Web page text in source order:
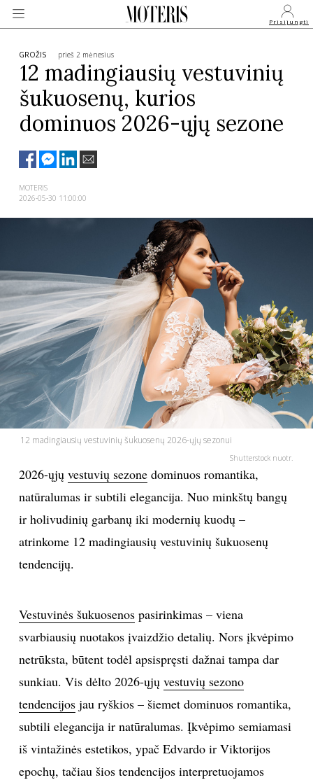
Prisijungti
VEIDAI
GROŽIS
APIE MANE
PSICHOLOGIJA
HOROSKOPAI
ASTROLOGIJA
KULTŪRA
KINAS
MUZIKA
SPORTAS
FOTOGRAFIJA
MENAS
GROŽIS prieš 2 mėnesius
12 madingiausių vestuvinių
šukuosenų, kurios
dominuos 2026-ųjų sezone
MOTERIS
2026-05-30 11:00:00
12 madingiausių vestuvinių šukuosenų 2026-ųjų sezonui
Shutterstock nuotr.
2026-ųjų vestuvių sezonedominuos romantika,
natūralumas ir subtili elegancija. Nuo minkštų bangų
ir holivudinių garbanų iki modernių kuodų –
atrinkome 12 madingiausių vestuvinių šukuosenų
tendencijų.
Vestuvinės šukuosenospasirinkimas – viena
svarbiausių nuotakos įvaizdžio detalių. Nors įkvėpimo
netrūksta, būtent todėl apsispręsti dažnai tampa dar
sunkiau. Vis dėlto 2026-ųjų vestuvių sezono
tendencijosjau ryškios – šiemet dominuos romantika,
subtili elegancija ir natūralumas. Įkvėpimo semiamasi
iš vintažinės estetikos, ypač Edvardo ir Viktorijos
epochų, tačiau šios tendencijos interpretuojamos